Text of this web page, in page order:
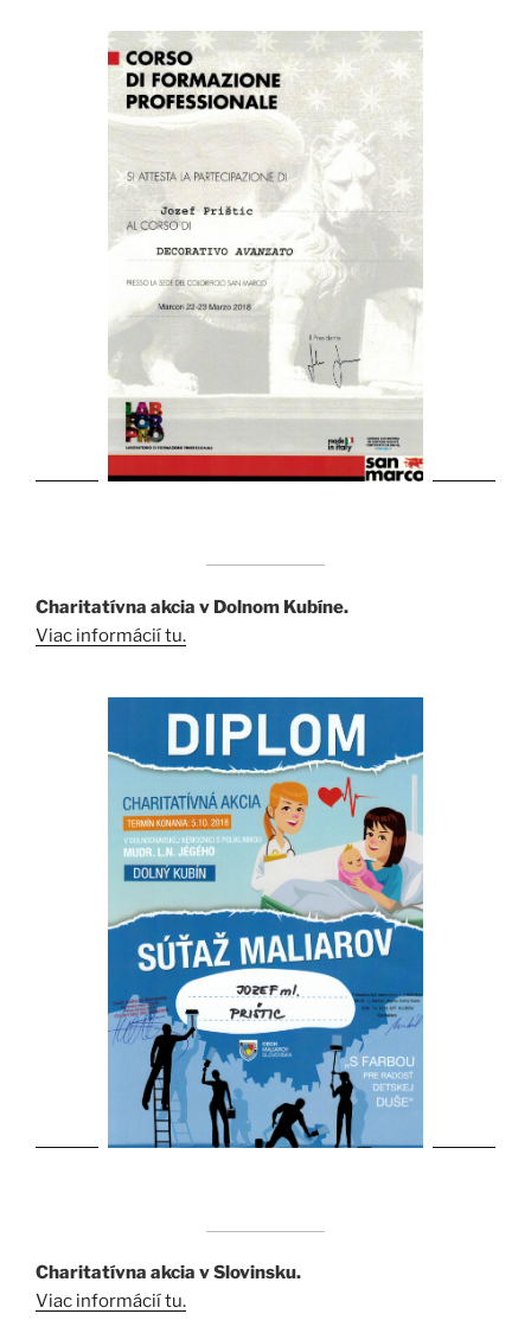
Charitatívna akcia v Dolnom Kubíne.
Viac informácií tu.
Charitatívna akcia v Slovinsku.
Viac informácií tu.